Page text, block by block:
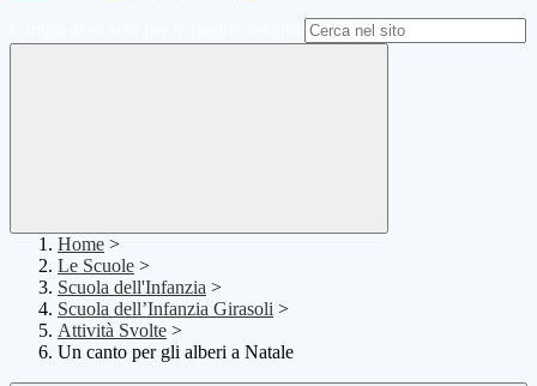
Home >
Le Scuole >
Scuola dell'Infanzia >
Scuola dell’Infanzia Girasoli >
Attività Svolte >
Un canto per gli alberi a Natale